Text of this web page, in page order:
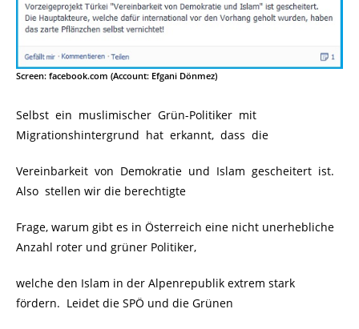
Screen: facebook.com (Account: Efgani Dönmez)
Selbst ein muslimischer Grün-Politiker mit
Migrationshintergrund hat erkannt, dass die
Vereinbarkeit von Demokratie und Islam gescheitert ist.
Also stellen wir die berechtigte
Frage, warum gibt es in Österreich eine nicht unerhebliche
Anzahl roter und grüner Politiker,
welche den Islam in der Alpenrepublik extrem stark
fördern. Leidet die SPÖ und die Grünen